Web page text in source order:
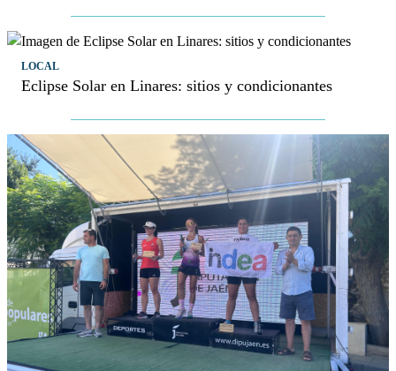
LOCAL
Eclipse Solar en Linares: sitios y condicionantes